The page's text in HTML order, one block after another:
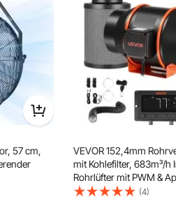
57 cm,
CFM,
VEVOR 152,4mm
mit Kohlefilter, 683m³/h
Rohrlüfter mit PWM &
Steuerung,
(4)